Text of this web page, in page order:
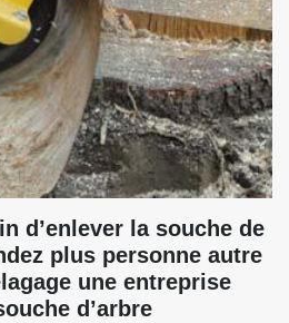
d’enlever la souche de
plus personne autre
une entreprise
d’arbre